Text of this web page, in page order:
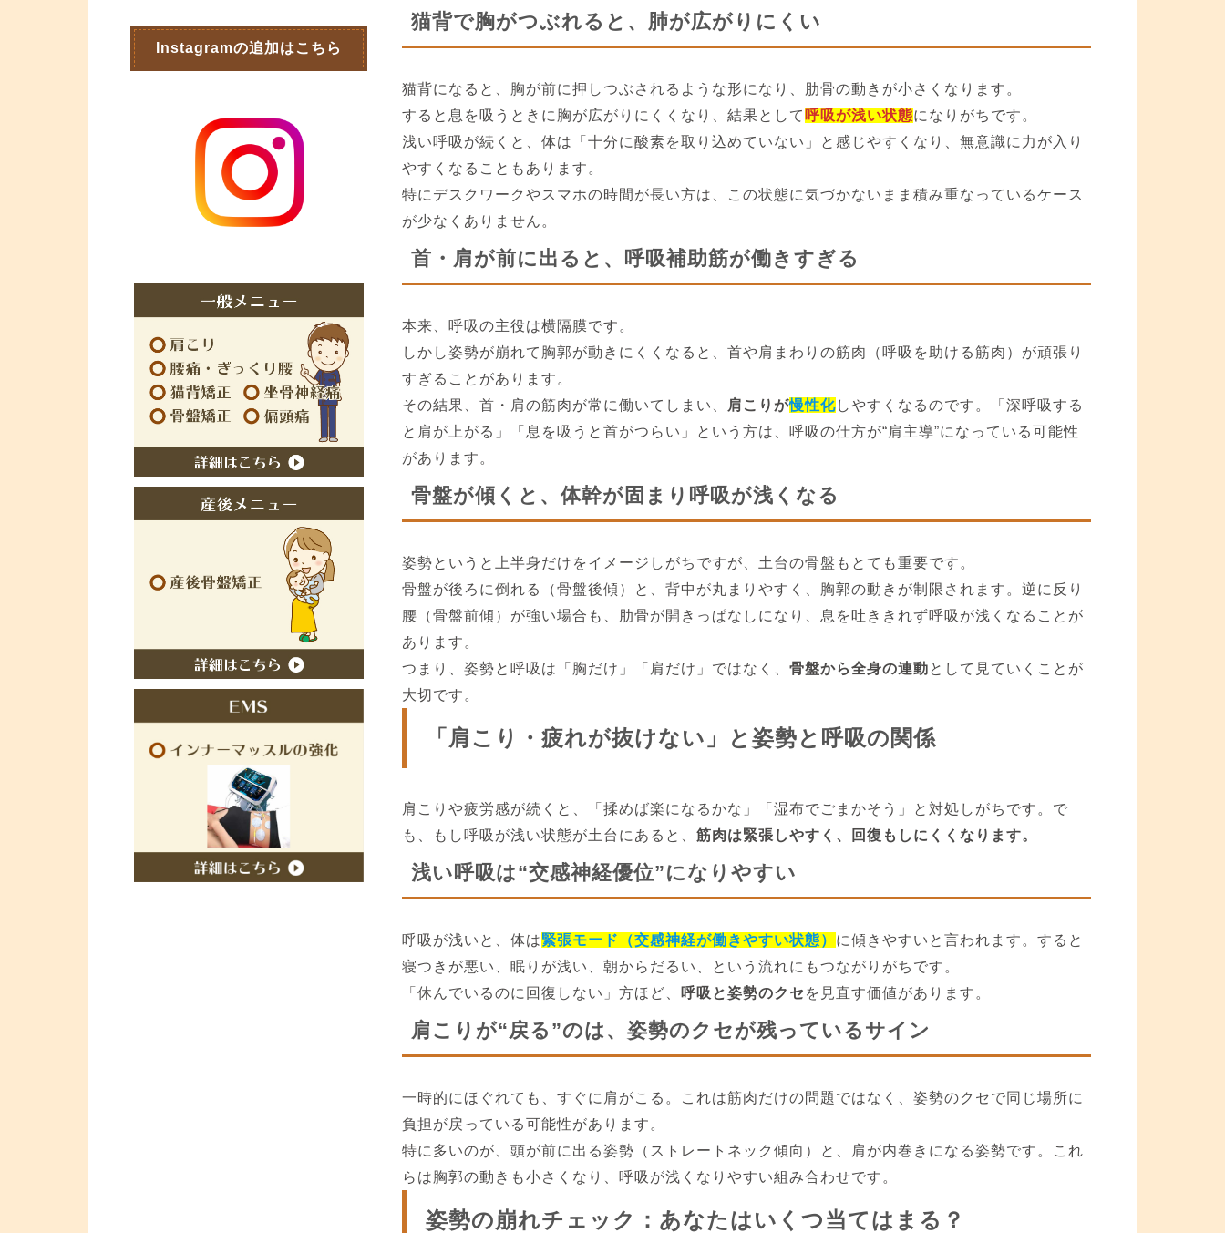
猫背で胸がつぶれると、肺が広がりにくい
猫背になると、胸が前に押しつぶされるような形になり、肋骨の動きが小さくなります。
すると息を吸うときに胸が広がりにくくなり、結果として 呼吸が浅い状態になりがちです。
浅い呼吸が続くと、体は「十分に酸素を取り込めていない」と感じやすくなり、無意識に力が入り
やすくなることもあります。
特にデスクワークやスマホの時間が長い方は、この状態に気づかないまま積み重なっているケース
が少なくありません。
首・肩が前に出ると、呼吸補助筋が働きすぎる
本来、呼吸の主役は横隔膜です。
しかし姿勢が崩れて胸郭が動きにくくなると、首や肩まわりの筋肉（呼吸を助ける筋肉）が頑張り
すぎることがあります。
その結果、首・肩の筋肉が常に働いてしまい、
肩こりが慢性化しやすくなるのです。「深呼吸する
と肩が上がる」「息を吸うと首がつらい」という方は、呼吸の仕方が“肩主導”になっている可能性
があります。
骨盤が傾くと、体幹が固まり呼吸が浅くなる
姿勢というと上半身だけをイメージしがちですが、土台の骨盤もとても重要です。
骨盤が後ろに倒れる（骨盤後傾）と、背中が丸まりやすく、胸郭の動きが制限されます。逆に反り
腰（骨盤前傾）が強い場合も、肋骨が開きっぱなしになり、息を吐ききれず呼吸が浅くなることが
あります。
つまり、姿勢と呼吸は「胸だけ」「肩だけ」ではなく、 骨盤から全身の連動として見ていくことが
大切です。
「肩こり・疲れが抜けない」と姿勢と呼吸の関係
肩こりや疲労感が続くと、「揉めば楽になるかな」「湿布でごまかそう」と対処しがちです。で
も、もし呼吸が浅い状態が土台にあると、 筋肉は緊張しやすく、回復もしにくくなります。
浅い呼吸は“交感神経優位”になりやすい
呼吸が浅いと、体は緊張モード（交感神経が働きやすい状態） に傾きやすいと言われます。すると
寝つきが悪い、眠りが浅い、朝からだるい、という流れにもつながりがちです。
「休んでいるのに回復しない」方ほど、
呼吸と姿勢のクセ を見直す価値があります。
肩こりが“戻る”のは、姿勢のクセが残っているサイン
一時的にほぐれても、すぐに肩がこる。これは筋肉だけの問題ではなく、姿勢のクセで同じ場所に
負担が戻っている可能性があります。
特に多いのが、頭が前に出る姿勢（ストレートネック傾向）と、肩が内巻きになる姿勢です。これ
らは胸郭の動きも小さくなり、呼吸が浅くなりやすい組み合わせです。
姿勢の崩れチェック：あなたはいくつ当てはまる？
Instagramの追加はこちら